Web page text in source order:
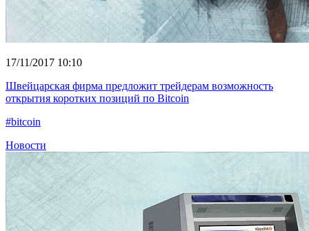
17/11/2017 10:10
Швейцарская фирма предложит трейдерам возможность
открытия коротких позиций по Bitcoin
#bitcoin
Новости